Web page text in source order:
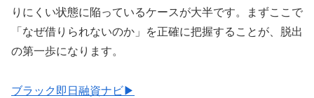
りにくい状態に陥っているケースが大半です。まずここで
「なぜ借りられないのか」を正確に把握することが、脱出
の第一歩になります。
ブラック即日融資ナビ▶